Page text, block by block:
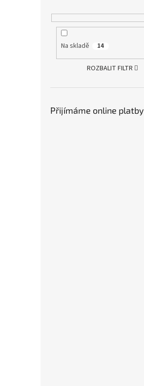
Na skladě 14
ROZBALIT FILTR
Přijímáme online platby